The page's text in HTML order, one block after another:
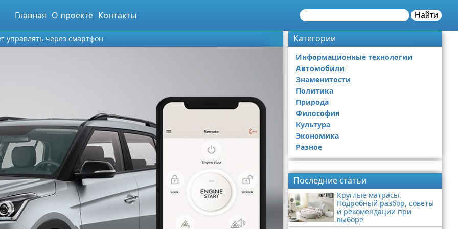
Главная О проекте Контакты Найти
управлять через смартфон Категории
Информационные технологии
Автомобили
Знаменитости
Политика
Природа
Философия
Культура
Экономика
Разное
Последние статьи
Круглые матрасы.
Подробный разбор, советы
и рекомендации при
выборе